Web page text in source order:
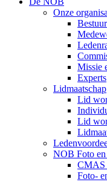
Onze
Bestuur
Missie
Experts
Lidmaatschap
Lid
Lid
NOB Foto
Foto-